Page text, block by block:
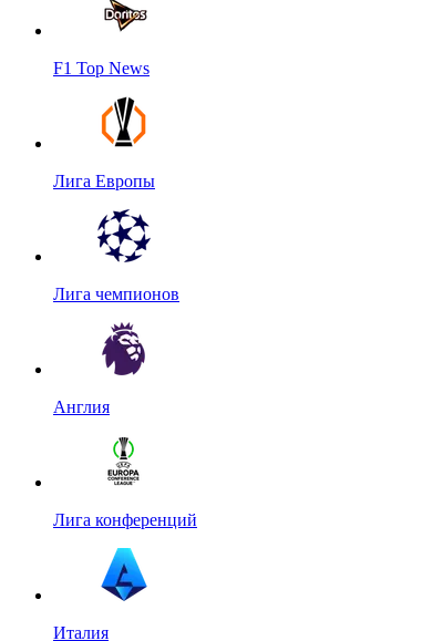
F1 Top News
Лига Европы
Лига чемпионов
Англия
Лига конференций
Италия